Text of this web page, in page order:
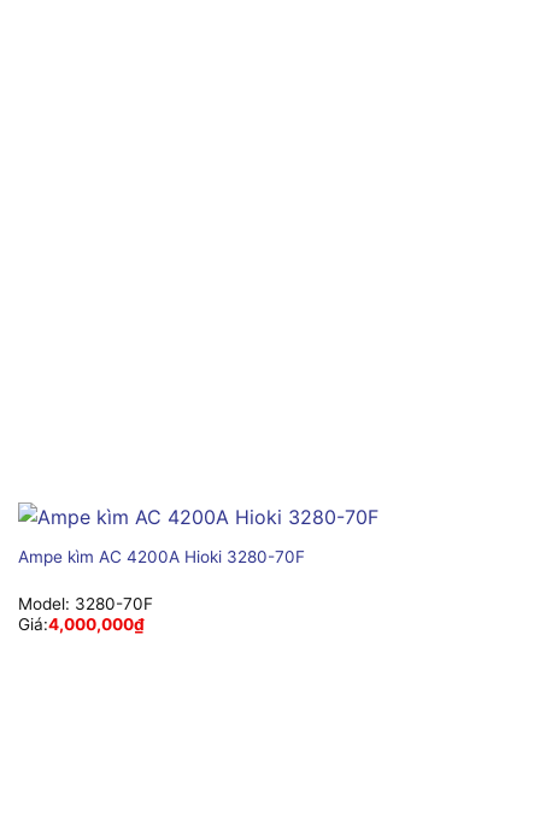
Ampe kìm AC 4200A Hioki 3280-70F
Model: 3280-70F
Giá:4,000,000₫